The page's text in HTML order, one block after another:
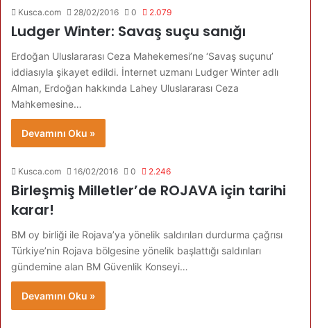
Kusca.com 28/02/2016 0 2.079
Ludger Winter: Savaş suçu sanığı
Erdoğan Uluslararası Ceza Mahekemesi’ne ‘Savaş suçunu’
iddiasıyla şikayet edildi. İnternet uzmanı Ludger Winter adlı
Alman, Erdoğan hakkında Lahey Uluslararası Ceza
Mahkemesine…
Devamını Oku »
Kusca.com 16/02/2016 0 2.246
Birleşmiş Milletler’de ROJAVA için tarihi
karar!
BM oy birliği ile Rojava’ya yönelik saldırıları durdurma çağrısı
Türkiye’nin Rojava bölgesine yönelik başlattığı saldırıları
gündemine alan BM Güvenlik Konseyi…
Devamını Oku »